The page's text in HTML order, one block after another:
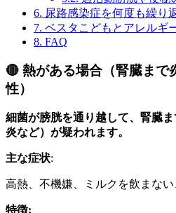
6. 尿路感染症を何度も繰り
7. ベスタこどもとアレルギ
8. FAQ
🔴 熱がある場合（腎臓まで
性）
細菌が膀胱を通り越して、腎臓
炎など）が疑われます。
主な症状:
高熱、不機嫌、ミルクを飲まな
特徴: